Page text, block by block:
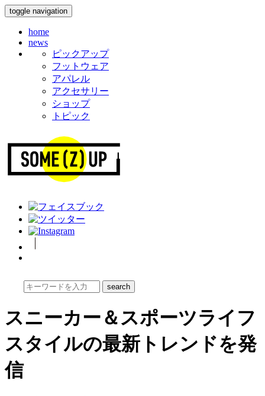
toggle navigation
home
news
ピックアップ
フットウェア
アパレル
アクセサリー
ショップ
トピック
スニーカー＆スポーツライフ
スタイルの最新トレンドを発
信